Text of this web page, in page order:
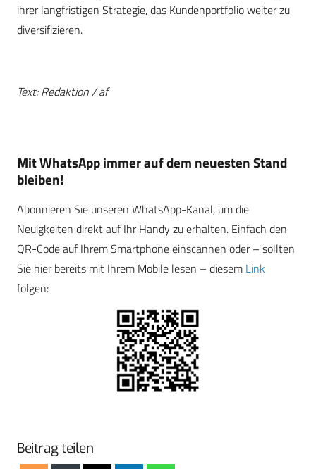
ihrer langfristigen Strategie, das Kundenportfolio weiter zu
diversifizieren.
Text: Redaktion / af
Mit WhatsApp immer auf dem neuesten Stand
bleiben!
Abonnieren Sie unseren WhatsApp-Kanal, um die
Neuigkeiten direkt auf Ihr Handy zu erhalten. Einfach den
QR-Code auf Ihrem Smartphone einscannen oder – sollten
Sie hier bereits mit Ihrem Mobile lesen – diesem Link
folgen:
Beitrag teilen